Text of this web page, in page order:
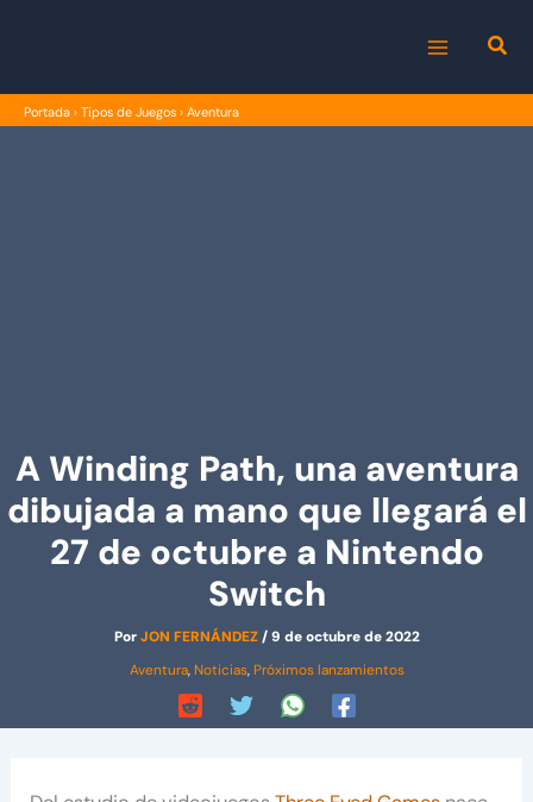
MENU
Portada › Tipos de Juegos › Aventura
A Winding Path, una aventura
dibujada a mano que llegará el
27 de octubre a Nintendo
Switch
PorJON FERNÁNDEZ/9 de octubre de 2022
Aventura, Noticias, Próximos lanzamientos